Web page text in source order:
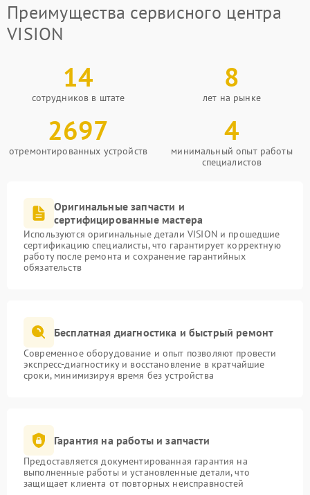
Преимущества сервисного центра
VISION
14
сотрудников в штате
8
лет на рынке
2697
отремонтированных устройств
4
минимальный опыт работы
специалистов
Оригинальные запчасти и
сертифицированные мастера
Используются оригинальные детали VISION и прошедшие
сертификацию специалисты, что гарантирует корректную
работу после ремонта и сохранение гарантийных
обязательств
Бесплатная диагностика и быстрый ремонт
Современное оборудование и опыт позволяют провести
экспресс-диагностику и восстановление в кратчайшие
сроки, минимизируя время без устройства
Гарантия на работы и запчасти
Предоставляется документированная гарантия на
выполненные работы и установленные детали, что
защищает клиента от повторных неисправностей